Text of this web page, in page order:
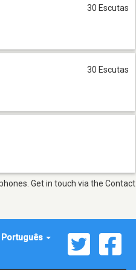
30 Escutas
30 Escutas
Get in touch via the Contact
Português